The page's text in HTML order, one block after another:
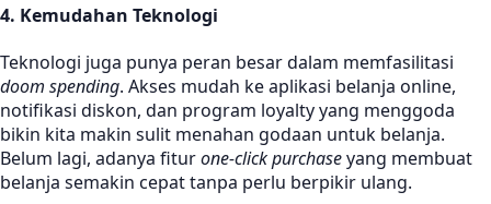
4. Kemudahan Teknologi
Teknologi juga punya peran besar dalam memfasilitasi
doom spending. Akses mudah ke aplikasi belanja online,
notifikasi diskon, dan program loyalty yang menggoda
bikin kita makin sulit menahan godaan untuk belanja.
Belum lagi, adanya fiturone-click purchaseyang membuat
belanja semakin cepat tanpa perlu berpikir ulang.